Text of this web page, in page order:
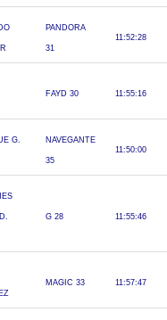
PANDORA
31
11:52:28
FAYD 30 11:55:16
G. NAVEGANTE
35
11:50:00
G 28 11:55:46
MAGIC 33 11:57:47